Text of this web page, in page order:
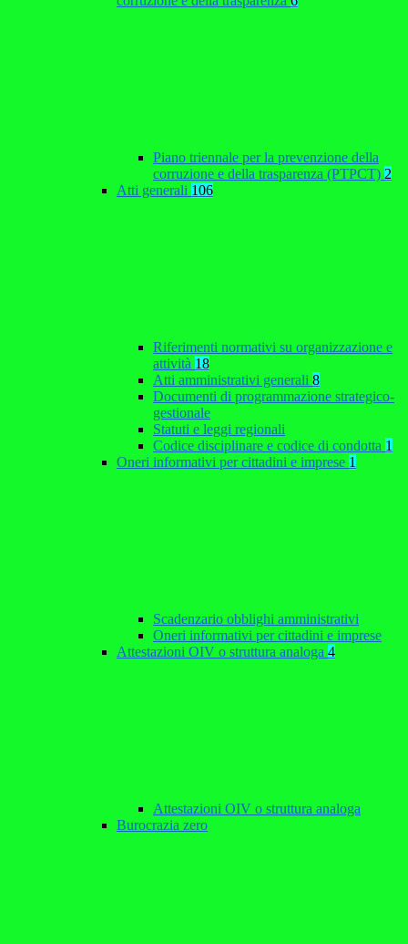
Piano triennale per la prevenzione della
corruzione e della trasparenza (PTPCT) 2
Atti generali 106
Riferimenti normativi su organizzazione e
attività 18
Atti amministrativi generali 8
Documenti di programmazione strategico-
gestionale
Statuti e leggi regionali
Codice disciplinare e codice di condotta 1
Oneri informativi per cittadini e imprese 1
Scadenzario obblighi amministrativi
Oneri informativi per cittadini e imprese
Attestazioni OIV o struttura analoga 4
Attestazioni OIV o struttura analoga
Burocrazia zero